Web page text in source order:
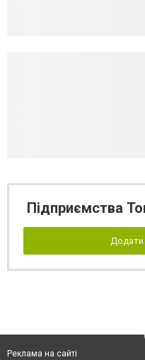
Підприємства
Додати
Реклама на сайті